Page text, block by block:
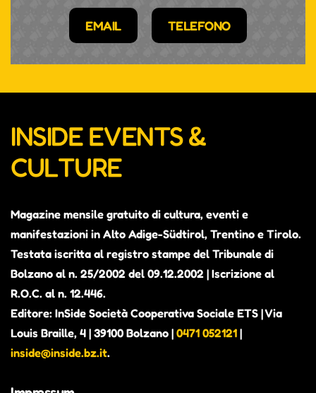
EMAIL TELEFONO
INSIDE EVENTS &
CULTURE
Magazine mensile gratuito di cultura, eventi e
manifestazioni in Alto Adige-Südtirol, Trentino e Tirolo.
Testata iscritta al registro stampe del Tribunale di
Bolzano al n. 25/2002 del 09.12.2002 | Iscrizione al
R.O.C. al n. 12.446.
Editore: InSide Società Cooperativa Sociale ETS | Via
Louis Braille, 4 | 39100 Bolzano | 0471 052121 |
inside@inside.bz.it.